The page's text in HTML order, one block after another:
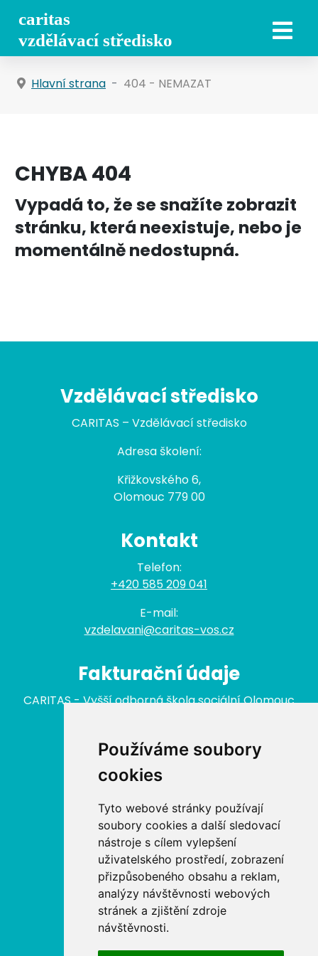
Používáme soubory
cookies
Tyto webové stránky používají
soubory cookies a další sledovací
nástroje s cílem vylepšení
uživatelského prostředí, zobrazení
přizpůsobeného obsahu a reklam,
analýzy návštěvnosti webových
stránek a zjištění zdroje
návštěvnosti.
Hlavní strana 404 - NEMAZAT
CHYBA 404
Vypadá to, že se snažíte zobrazit
stránku, která neexistuje, nebo je
momentálně nedostupná.
Vzdělávací středisko
CARITAS – Vzdělávací středisko
Adresa školení:
Křižkovského 6,
Olomouc 779 00
Kontakt
Telefon:
+420 585 209 041
E-mail:
vzdelavani@caritas-vos.cz
Fakturační údaje
CARITAS - Vyšší odborná škola sociální Olomouc
Nabídka
Aktuální kurzy
Akreditované kurzy MŠMT
Akreditované kurzy MPSV
Akreditované kurzy MV